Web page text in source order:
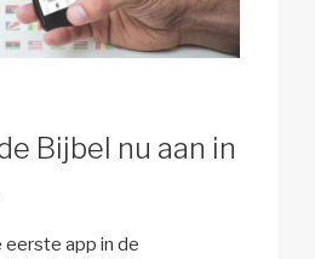
Bijbel nu aan in
eerste app in de